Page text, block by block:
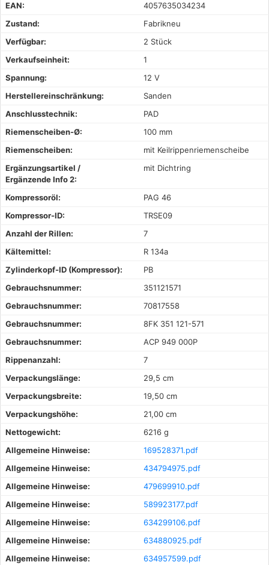
EAN:
4057635034234
Zustand:
Fabrikneu
Verfügbar:
2 Stück
Verkaufseinheit:
1
Spannung:
12 V
Herstellereinschränkung:
Sanden
Anschlusstechnik:
PAD
Riemenscheiben-Ø:
100 mm
Riemenscheiben:
mit Keilrippenriemenscheibe
Ergänzungsartikel /
Ergänzende Info 2:
mit Dichtring
Kompressoröl:
PAG 46
Kompressor-ID:
TRSE09
Anzahl der Rillen:
7
Kältemittel:
R 134a
Zylinderkopf-ID (Kompressor):
PB
Gebrauchsnummer:
351121571
Gebrauchsnummer:
70817558
Gebrauchsnummer:
8FK 351 121-571
Gebrauchsnummer:
ACP 949 000P
Rippenanzahl:
7
Verpackungslänge:
29,5 cm
Verpackungsbreite:
19,50 cm
Verpackungshöhe:
21,00 cm
Nettogewicht:
6216 g
Allgemeine Hinweise:
169528371.pdf
Allgemeine Hinweise:
434794975.pdf
Allgemeine Hinweise:
479699910.pdf
Allgemeine Hinweise:
589923177.pdf
Allgemeine Hinweise:
634299106.pdf
Allgemeine Hinweise:
634880925.pdf
Allgemeine Hinweise:
634957599.pdf